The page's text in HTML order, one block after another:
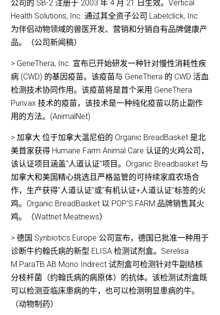
公司的 SB-2 注册于 2003 年 4 月 21 日生效。Vertical
Health Solutions, Inc. 通过其全资子公司 Labelclick, Inc.
为伴侣动物领域的兽医开发、营销和分销自有品牌健康产
品。（公司新闻稿）
> GeneThera, Inc. 宣布已开始研发一种针对慢性消耗性疾
病 (CWD) 的基因疫苗。该疫苗与 GeneThera 的 CWD 活血
检测技术协同作用。该疫苗将是首个采用 GeneThera
Purivax 技术的疫苗，该技术是一种纯化疫苗以防止副作
用的方法。(AnimalNet)
> 加拿大 位于加拿大温尼伯的 Organic BreadBasket 是北
美首家获得 Humane Farm Animal Care 认证的火鸡公司，
该认证项目涵盖“人道认证”项目。Organic Breadbasket 与
加拿大和美国精心挑选且严格监管的可持续家庭农场合
作，生产获得“人道认证”或“有机认证+人道认证”标签的火
鸡。Organic BreadBasket 以 POP'S FARM 品牌销售其火
鸡。（Wattnet Meatnews）
> 德国 Synbiotics Europe 公司宣布，德国已批准一种用于
诊断牛约翰氏病的新型 ELISA 检测试剂盒。Serelisa
M.ParaTB AB Mono Indirect 试剂盒可检测针对牛副结核
分枝杆菌（约翰氏病的病原体）的抗体。该检测试剂盒既
可以检测亚临床患病的牛，也可以检测明显患病的牛。
（动物制药）